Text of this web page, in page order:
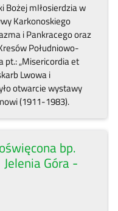
Bożej mIłosierdzia w
Karkonoskiego
i Pankracego oraz
Południowo-
pt.: „Misericordia et
Lwowa i
otwarcie wystawy
(1911-1983).
bp.
Góra -